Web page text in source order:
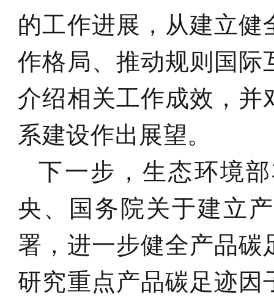
的工作进展，从建立
作格局、推动规则国际
介绍相关工作成效，并
系建设作出展望。
下一步，生态环境
央、国务院关于建立
署，进一步健全产品碳
研究重点产品碳足迹因